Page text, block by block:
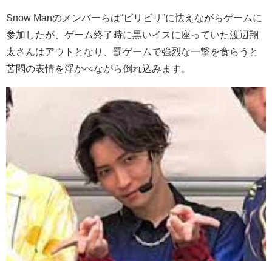
Snow Manのメンバーらは“ビリビリ”に怯えながらゲームに
参加したが、ゲーム終了時に黒いイスに座っていた渡辺翔
太さんはアウトとなり、罰ゲームで強烈な一撃を食らうと
苦悶の表情を浮かべながら倒れ込みます。